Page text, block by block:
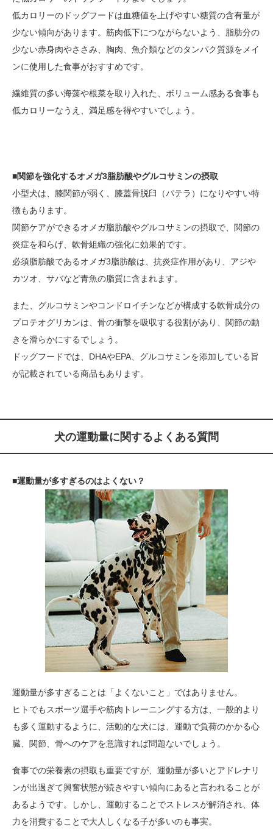
低カロリーのドッグフードは血糖値を上げやすい糖質の含有量が
少ない傾向があります。筋肉低下につながらないよう、脂肪分の
少ない赤身肉やささみ、胸肉、魚介類などのタンパク質源をメイ
ンに使用した食事がおすすめです。
繊維質の多い海藻や根菜を取り入れた、ボリューム感ある食事も
低カロリーなうえ、満足感を得やすいでしょう。
■関節を強化するオメガ3脂肪酸やグルコサミンの摂取
小型犬は、膝関節が弱く、膝蓋骨脱臼（パテラ）になりやすい特
徴もあります。
関節ケアができるオメガ脂肪酸やグルコサミンの摂取で、関節の
炎症を和らげ、軟骨組織の強化に効果的です。
必須脂肪酸であるオメガ3脂肪酸は、抗炎症作用があり、アジや
カツオ、サバなど青魚の脂質に含まれます。
また、グルコサミンやコンドロイチンなどが構成する軟骨成分の
プロテオグリカンは、骨の衝撃を吸収する役割があり、関節の動
きを滑らかにするでしょう。
ドッグフードでは、DHAやEPA、グルコサミンを添加している旨
が記載されている商品もあります。
犬の運動量に関するよくある質問
■運動量が多すぎるのはよくない？
運動量が多すぎることは「よくないこと」ではありません。
ヒトでもスポーツ選手や筋肉トレーニングする方は、一般的より
も多く運動するように、活動的な犬には、運動で負荷のかかる心
臓、関節、骨へのケアを意識すれば問題ないでしょう。
食事での栄養素の摂取も重要ですが、運動量が多いとアドレナリ
ンが出過ぎて興奮状態が続きやすい傾向にあると言われることが
あるようです。しかし、運動することでストレスが解消され、体
力を消費することで大人しくなる子が多いのも事実。